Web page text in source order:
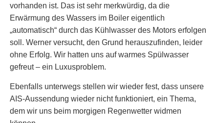
vorhanden ist. Das ist sehr merkwürdig, da die
Erwärmung des Wassers im Boiler eigentlich
„automatisch“ durch das Kühlwasser des Motors erfolgen
soll. Werner versucht, den Grund herauszufinden, leider
ohne Erfolg. Wir hatten uns auf warmes Spülwasser
gefreut – ein Luxusproblem.
Ebenfalls unterwegs stellen wir wieder fest, dass unsere
AIS-Aussendung wieder nicht funktioniert, ein Thema,
dem wir uns beim morgigen Regenwetter widmen